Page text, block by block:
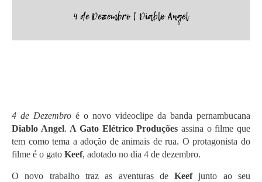
4 de Dezembro é o novo videoclipe da banda pernambucana
Diablo Angel.A Gato Elétrico Produçõesassina o filme que
tem como tema a adoção de animais de rua. O protagonista do
filme é o gato Keef, adotado no dia 4 de dezembro.
O novo trabalho traz as aventuras deKeefjunto ao seu